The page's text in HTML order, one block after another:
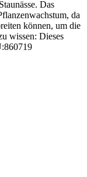
Das
da
können, um die
wissen: Dieses